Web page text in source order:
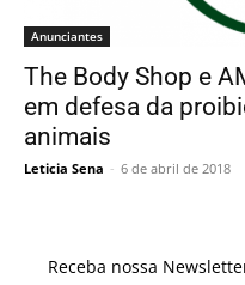
Anunciantes
The Body Shop e
em defesa da
animais
Leticia Sena - 6 de abril de 2018
Receba nossa